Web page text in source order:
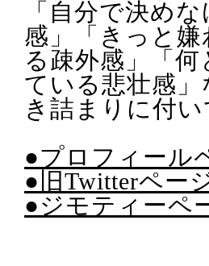
「自分で決め
感」「きっと
る疎外感」「
ている悲壮感
き詰まりに付
●プロフィール
●旧Twitterペー
●ジモティーペ